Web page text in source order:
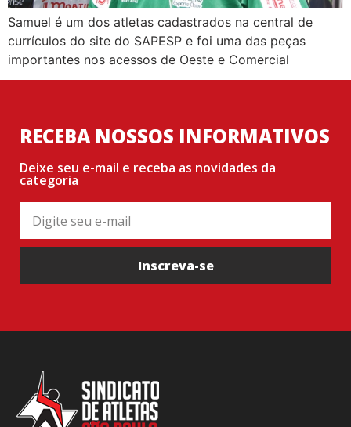
Samuel é um dos atletas cadastrados na central de
currículos do site do SAPESP e foi uma das peças
importantes nos acessos de Oeste e Comercial
RECEBA NOSSOS INFORMATIVOS
Deixe seu e-mail e receba as novidades da
categoria
Inscreva-se